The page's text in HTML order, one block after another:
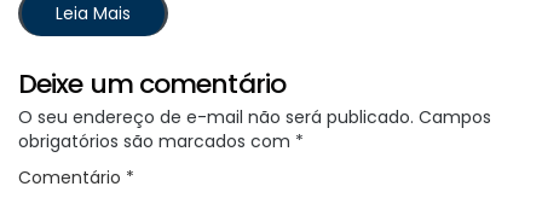
Leia Mais
Deixe um comentário
O seu endereço de e-mail não será publicado. Campos
obrigatórios são marcados com *
Comentário *